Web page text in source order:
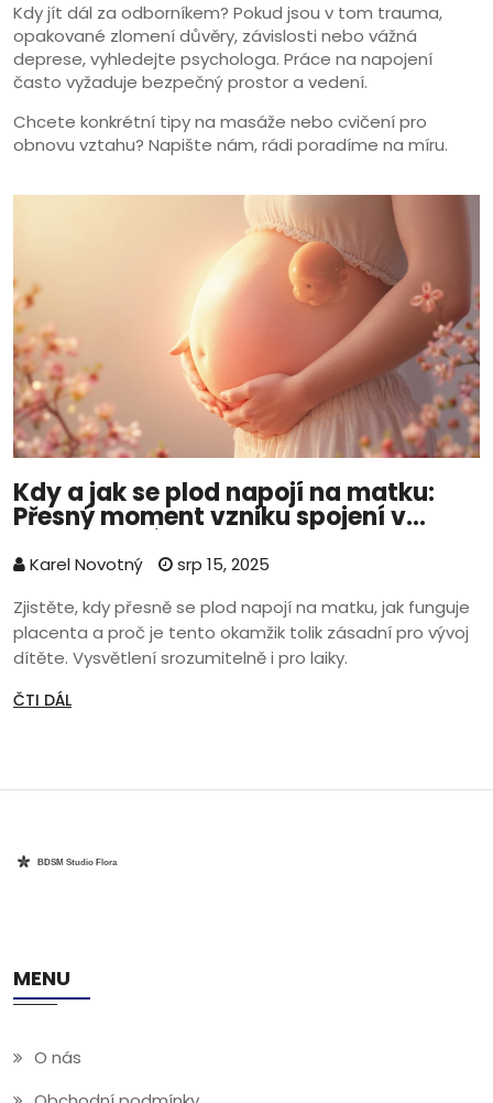
Kdy jít dál za odborníkem? Pokud jsou v tom trauma,
opakované zlomení důvěry, závislosti nebo vážná
deprese, vyhledejte psychologa. Práce na napojení
často vyžaduje bezpečný prostor a vedení.
Chcete konkrétní tipy na masáže nebo cvičení pro
obnovu vztahu? Napište nám, rádi poradíme na míru.
Kdy a jak se plod napojí na matku:
Přesný moment vzniku spojení v
těhotenství
Karel Novotný
srp 15, 2025
Zjistěte, kdy přesně se plod napojí na matku, jak funguje
placenta a proč je tento okamžik tolik zásadní pro vývoj
dítěte. Vysvětlení srozumitelně i pro laiky.
ČTI DÁL
MENU
O nás